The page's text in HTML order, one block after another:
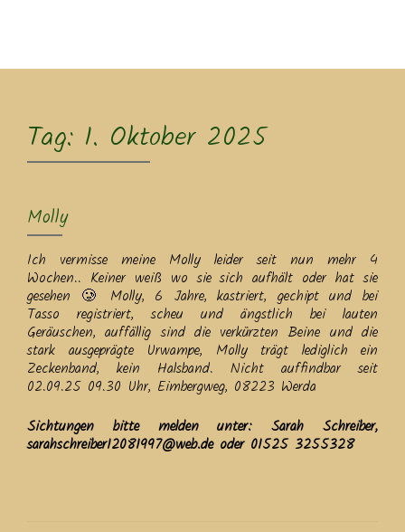
Tag: 1. Oktober 2025
Molly
Ich vermisse meine Molly leider seit nun mehr 4
Wochen.. Keiner weiß wo sie sich aufhält oder hat sie
gesehen 🥲 Molly, 6 Jahre, kastriert, gechipt und bei
Tasso registriert, scheu und ängstlich bei lauten
Geräuschen, auffällig sind die verkürzten Beine und die
stark ausgeprägte Urwampe, Molly trägt lediglich ein
Zeckenband, kein Halsband. Nicht auffindbar seit
02.09.25 09.30 Uhr, Eimbergweg, 08223 Werda
Sichtungen bitte melden unter: Sarah Schreiber,
sarahschreiber12081997@web.de oder 01525 3255328